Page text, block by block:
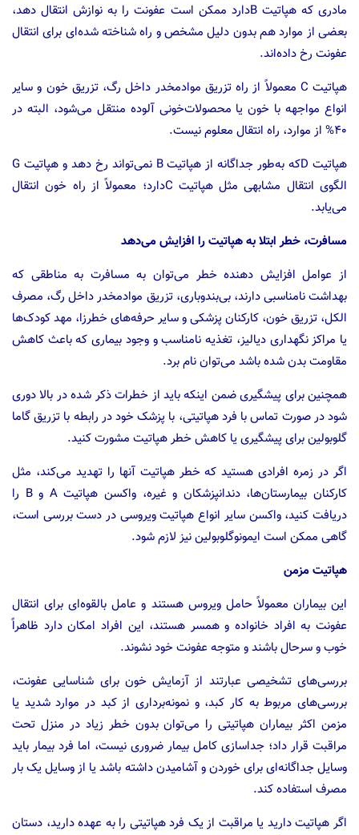
مادری‌ که‌ هپاتیت Bدارد ممکن‌ است عفونت را به‌ نوازش‌ انتقال‌ دهد،
بعضی‌ از موارد هم‌ بدون‌ دلیل‌ مشخص‌ و راه‌ شناخته‌ شده‌ای‌ برای‌ انتقال‌
عفونت‌ رخ‌ داده‌اند.
هپاتیت C معمولاً از راه‌ تزریق‌ موادمخدر داخل‌ رگ‌، تزریق‌ خون‌ و سایر
انواع‌ مواجهه‌ با خون‌ یا محصولات‌خونی‌ آلوده‌ منتقل می‌شود، البته‌ در
۴۰% از موارد، راه‌ انتقال‌ معلوم‌ نیست‌.
هپاتیت Dکه به‌طور جداگانه‌ از هپاتیت B نمی‌تواند رخ‌ دهد و هپاتیت G
الگوی‌ انتقال‌ مشابهی‌ مثل‌ هپاتیت Cدارد؛ معمولاً از راه‌ خون‌ انتقال‌
می‌یابد.
مسافرت‌، خطر ابتلا به هپاتیت را افزایش می‌دهد
از عوامل‌ افزایش‌ دهنده‌ خطر می‌توان به مسافرت‌ به‌ مناطقی‌ که‌
بهداشت‌ نامناسبی‌ دارند، بی‌بندوباری‌، تزریق‌ موادمخدر داخل‌ رگ‌، مصرف‌
الکل، تزریق‌ خون، کارکنان‌ پزشکی‌ و سایر حرفه‌های‌ خطرزا، مهد کودک‌ها
یا مراکز نگهداری‌ دیالیز، تغذیه‌ نامناسب‌ و وجود بیماری‌ که‌ باعث‌ کاهش‌
مقاومت‌ بدن‌ شده‌ باشد می‌توان نام برد.
همچنین برای پیشگیری ضمن اینکه باید از خطرات‌ ذکر شده‌ در بالا دوری‌
شود در صورت تماس با فرد هپاتیتی‌، با پزشک‌ خود در رابطه‌ با تزریق‌ گاما
گلوبولین برای‌ پیشگیری‌ یا کاهش‌ خطر هپاتیت‌ مشورت‌ کنید.
اگر در زمره‌ افرادی‌ هستید که‌ خطر هپاتیت‌ آنها را تهدید می‌کند، مثل‌
کارکنان‌ بیمارستان‌ها، دندانپزشکان‌ و غیره‌، واکسن‌ هپاتیت‌ A و B را
دریافت‌ کنید، واکسن‌ سایر انواع‌ هپاتیت‌ ویروسی‌ در دست‌ بررسی‌ است،
گاهی‌ ممکن‌ است‌ ایمونوگلوبولین‌ نیز لازم‌ شود.
هپاتیت‌ مزمن‌
این‌ بیماران‌ معمولاً حامل‌ ویروس هستند و عامل‌ بالقوه‌ای‌ برای‌ انتقال‌
عفونت‌ به‌ افراد خانواده‌ و همسر هستند، این‌ افراد امکان‌ دارد ظاهراً
خوب‌ و سرحال‌ باشند و متوجه عفونت خود نشوند.
بررسی‌های‌ تشخیصی‌ عبارتند از آزمایش‌ خون‌ برای‌ شناسایی‌ عفونت‌،
بررسی‌های‌ مربوط‌ به‌ کار کبد، و نمونه‌برداری‌ از کبد در موارد شدید یا
مزمن‌ اکثر بیماران‌ هپاتیتی‌ را می‌توان‌ بدون‌ خطر زیاد در منزل‌ تحت‌
مراقبت‌ قرار داد؛ جداسازی‌ کامل‌ بیمار ضروری‌ نیست‌، اما فرد بیمار باید
وسایل‌ جداگانه‌ای‌ برای‌ خوردن‌ و آشامیدن‌ داشته‌ باشد یا از وسایل‌ یک‌ بار
مصرف‌ استفاده‌ کند.
اگر هپاتیت‌ دارید یا مراقبت‌ از یک‌ فرد هپاتیتی‌ را به‌ عهده‌ دارید، دستان‌